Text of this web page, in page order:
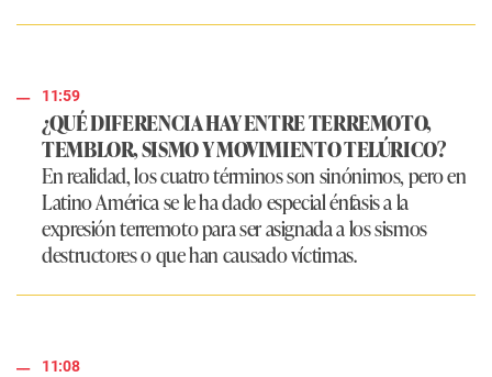
11:59
¿QUÉ DIFERENCIA HAY ENTRE TERREMOTO,
TEMBLOR, SISMO Y MOVIMIENTO TELÚRICO?
En realidad, los cuatro términos son sinónimos, pero en
Latino América se le ha dado especial énfasis a la
expresión terremoto para ser asignada a los sismos
destructores o que han causado víctimas.​​
11:08